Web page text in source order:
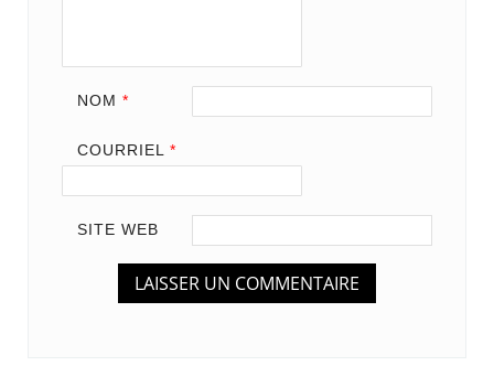
NOM *
COURRIEL *
SITE WEB